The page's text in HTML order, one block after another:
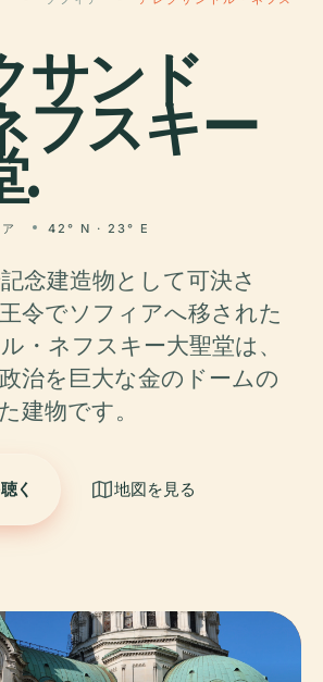
サンド
フスキー
.
42° N · 23° E
念建造物として可決さ
令でソフィアへ移された
・ネフスキー大聖堂は、
治を巨大な金のドームの
建物です。
く 地図を見る